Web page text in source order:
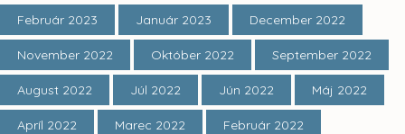
Február 2023 Január 2023 December 2022
November 2022 Október 2022 September 2022
August 2022 Júl 2022 Jún 2022 Máj 2022
Apríl 2022 Marec 2022 Február 2022